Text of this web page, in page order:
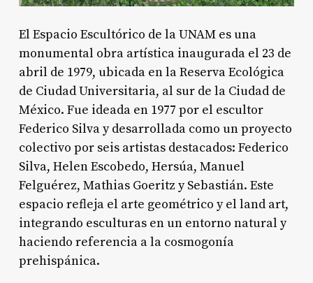
El Espacio Escultórico de la UNAM es una
monumental obra artística inaugurada el 23 de
abril de 1979, ubicada en la Reserva Ecológica
de Ciudad Universitaria, al sur de la Ciudad de
México. Fue ideada en 1977 por el escultor
Federico Silva y desarrollada como un proyecto
colectivo por seis artistas destacados: Federico
Silva, Helen Escobedo, Hersúa, Manuel
Felguérez, Mathias Goeritz y Sebastián. Este
espacio refleja el arte geométrico y el land art,
integrando esculturas en un entorno natural y
haciendo referencia a la cosmogonía
prehispánica.